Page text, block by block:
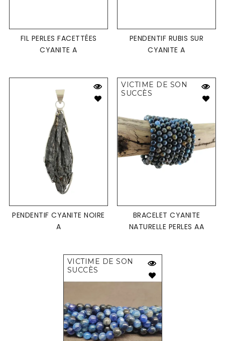
FIL PERLES FACETTÉES
CYANITE A
PENDENTIF RUBIS SUR
CYANITE A
PENDENTIF CYANITE NOIRE
A
VICTIME DE SON
SUCCÈS
BRACELET CYANITE
NATURELLE PERLES AA
VICTIME DE SON
SUCCÈS